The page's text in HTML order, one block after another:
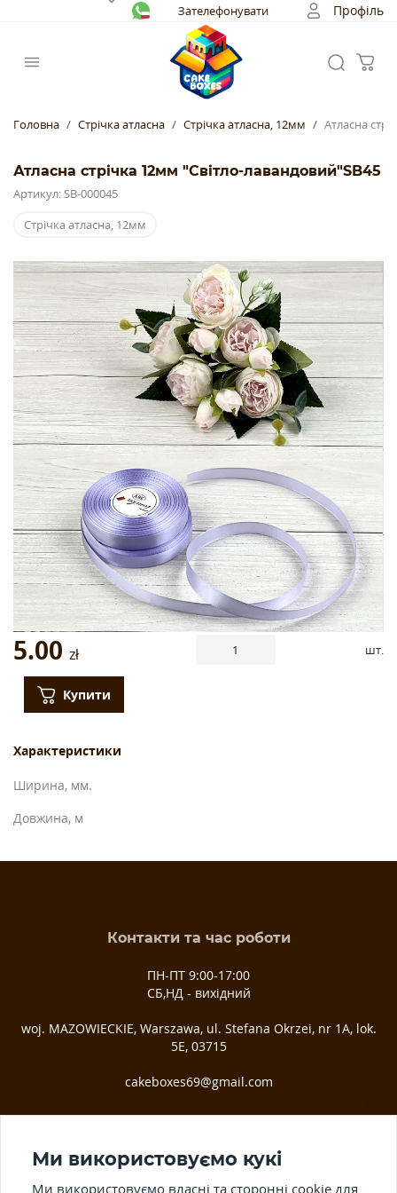
Зателефонувати Профіль
Головна Стрічка атласна Стрічка атласна, 12мм Атласна
Атласна стрічка 12мм "Світло-лавандовий"SB45
Артикул: SB-000045
Стрічка атласна, 12мм
5.00 zł шт.
Купити
Характеристики
Ширина, мм.
Довжина, м
Контакти та час роботи
ПН-ПТ 9:00-17:00
СБ,НД - вихідний
woj. MAZOWIECKIE, Warszawa, ul. Stefana Okrzei, nr 1A, lok.
5E, 03­715
cakeboxes69@gmail.com
Ми використовуємо кукі
Ми використовуємо власні та сторонні cookie для